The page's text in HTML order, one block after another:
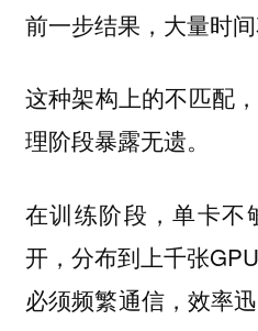
前一步结果，大量时间
这种架构上的不匹配
理阶段暴露无遗。
在训练阶段，单卡不
开，分布到上千张
必须频繁通信，效率